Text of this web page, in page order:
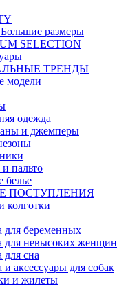
размеры
SELECTION
ТРЕНДЫ
модели
одежда
и джемперы
пальто
белье
ПОСТУПЛЕНИЯ
колготки
для беременных
для невысоких женщин
сна
аксессуары для собак
и жилеты